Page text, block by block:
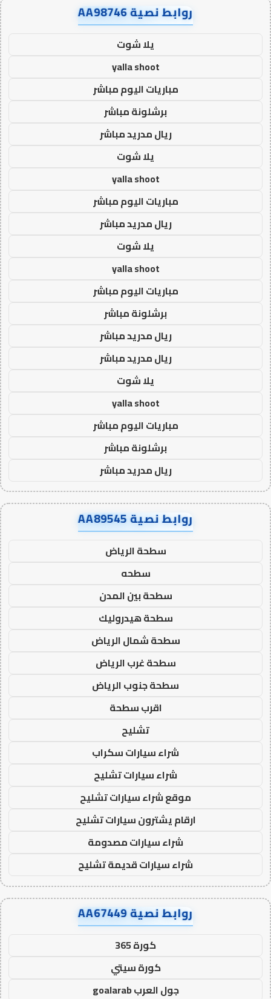
روابط نصية AA98746
يلا شوت
yalla shoot
مباريات اليوم مباشر
برشلونة مباشر
ريال مدريد مباشر
يلا شوت
yalla shoot
مباريات اليوم مباشر
ريال مدريد مباشر
يلا شوت
yalla shoot
مباريات اليوم مباشر
برشلونة مباشر
ريال مدريد مباشر
ريال مدريد مباشر
يلا شوت
yalla shoot
مباريات اليوم مباشر
برشلونة مباشر
ريال مدريد مباشر
روابط نصية AA89545
سطحة الرياض
سطحه
سطحة بين المدن
سطحة هيدروليك
سطحة شمال الرياض
سطحة غرب الرياض
سطحة جنوب الرياض
اقرب سطحة
تشليح
شراء سيارات سكراب
شراء سيارات تشليح
موقع شراء سيارات تشليح
ارقام يشترون سيارات تشليح
شراء سيارات مصدومة
شراء سيارات قديمة تشليح
روابط نصية AA67449
كورة 365
كورة سيتي
جول العرب goalarab